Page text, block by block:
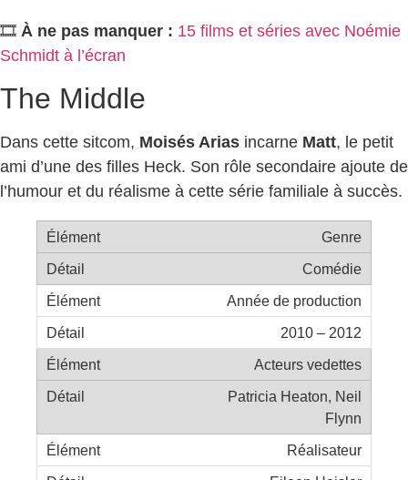
🎞️ À ne pas manquer : 15 films et séries avec Noémie
Schmidt à l’écran
The Middle
Dans cette sitcom, Moisés Arias incarne Matt, le petit
ami d’une des filles Heck. Son rôle secondaire ajoute de
l’humour et du réalisme à cette série familiale à succès.
Genre
Comédie
Année de production
2010 – 2012
Acteurs vedettes
Patricia Heaton, Neil
Flynn
Réalisateur